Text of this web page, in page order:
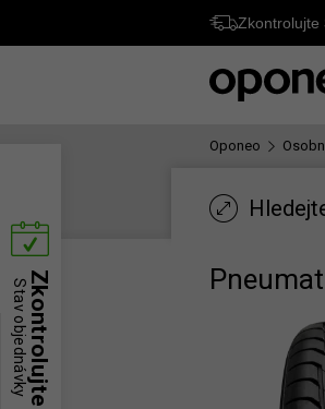
Ctrl
Zkontrolujte
Oponeo
Zkontrolujte
Stav objednávky